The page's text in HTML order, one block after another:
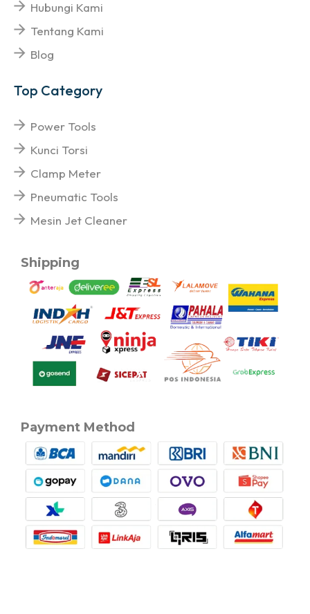
Hubungi Kami
Tentang Kami
Blog
Top Category
Power Tools
Kunci Torsi
Clamp Meter
Pneumatic Tools
Mesin Jet Cleaner
Shipping
Payment Method